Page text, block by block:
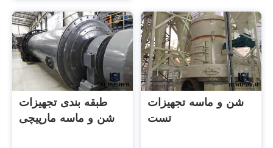
طبقه بندی تجهیزات
شن و ماسه مارپیچی
شن و ماسه تجهیزات
تست